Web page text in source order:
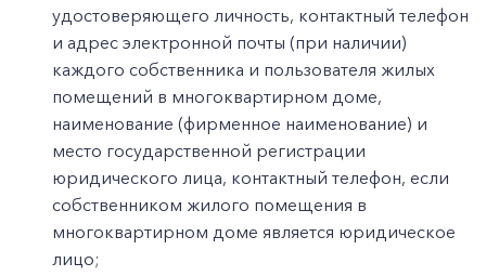
удостоверяющего личность, контактный телефон
и адрес электронной почты (при наличии)
каждого собственника и пользователя жилых
помещений в многоквартирном доме,
наименование (фирменное наименование) и
место государственной регистрации
юридического лица, контактный телефон, если
собственником жилого помещения в
многоквартирном доме является юридическое
лицо;